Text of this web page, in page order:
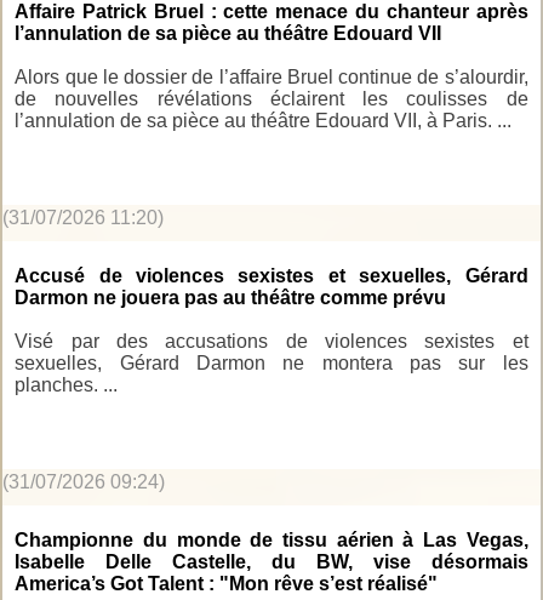
Affaire Patrick Bruel : cette menace du chanteur après
l’annulation de sa pièce au théâtre Edouard VII
Alors que le dossier de l’affaire Bruel continue de s’alourdir,
de nouvelles révélations éclairent les coulisses de
l’annulation de sa pièce au théâtre Edouard VII, à Paris. ...
(31/07/2026 11:20)
Accusé de violences sexistes et sexuelles, Gérard
Darmon ne jouera pas au théâtre comme prévu
Visé par des accusations de violences sexistes et
sexuelles, Gérard Darmon ne montera pas sur les
planches. ...
(31/07/2026 09:24)
Championne du monde de tissu aérien à Las Vegas,
Isabelle Delle Castelle, du BW, vise désormais
America’s Got Talent : "Mon rêve s’est réalisé"